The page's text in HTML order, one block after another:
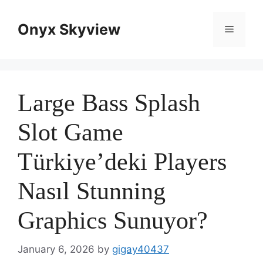
contentOnyx Skyview Menu
Large Bass Splash
Slot Game
Türkiye’deki Players
Nasıl Stunning
Graphics Sunuyor?
January 6, 2026 by gigay40437